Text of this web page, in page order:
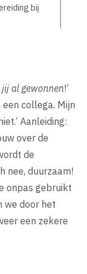
bij
al gewonnen!’
collega. Mijn
Aanleiding:
over de
de
nee, duurzaam!
onpas gebruikt
we door het
een zekere